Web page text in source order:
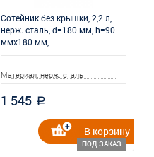
Сотейник без крышки, 2,2 л,
нерж. сталь, d=180 мм, h=90
ммx180 мм,
Материал: нерж. сталь
1 545 a
ПОД ЗАКАЗ
В корзину